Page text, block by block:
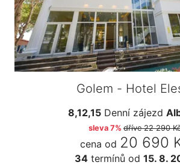
Golem - Hotel
8,12,15 Denní zájezd
sleva 7% dříve22 290
cena od 20 690
34termínů od 15. 8.